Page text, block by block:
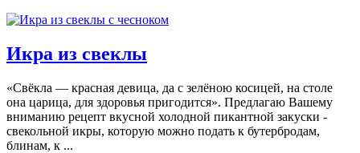
Икра из свеклы
«Свёкла — красная девица, да с зелёною косицей, на столе
она царица, для здоровья пригодится». Предлагаю Вашему
вниманию рецепт вкусной холодной пикантной закуски -
свекольной икры, которую можно подать к бутербродам,
блинам, к ...